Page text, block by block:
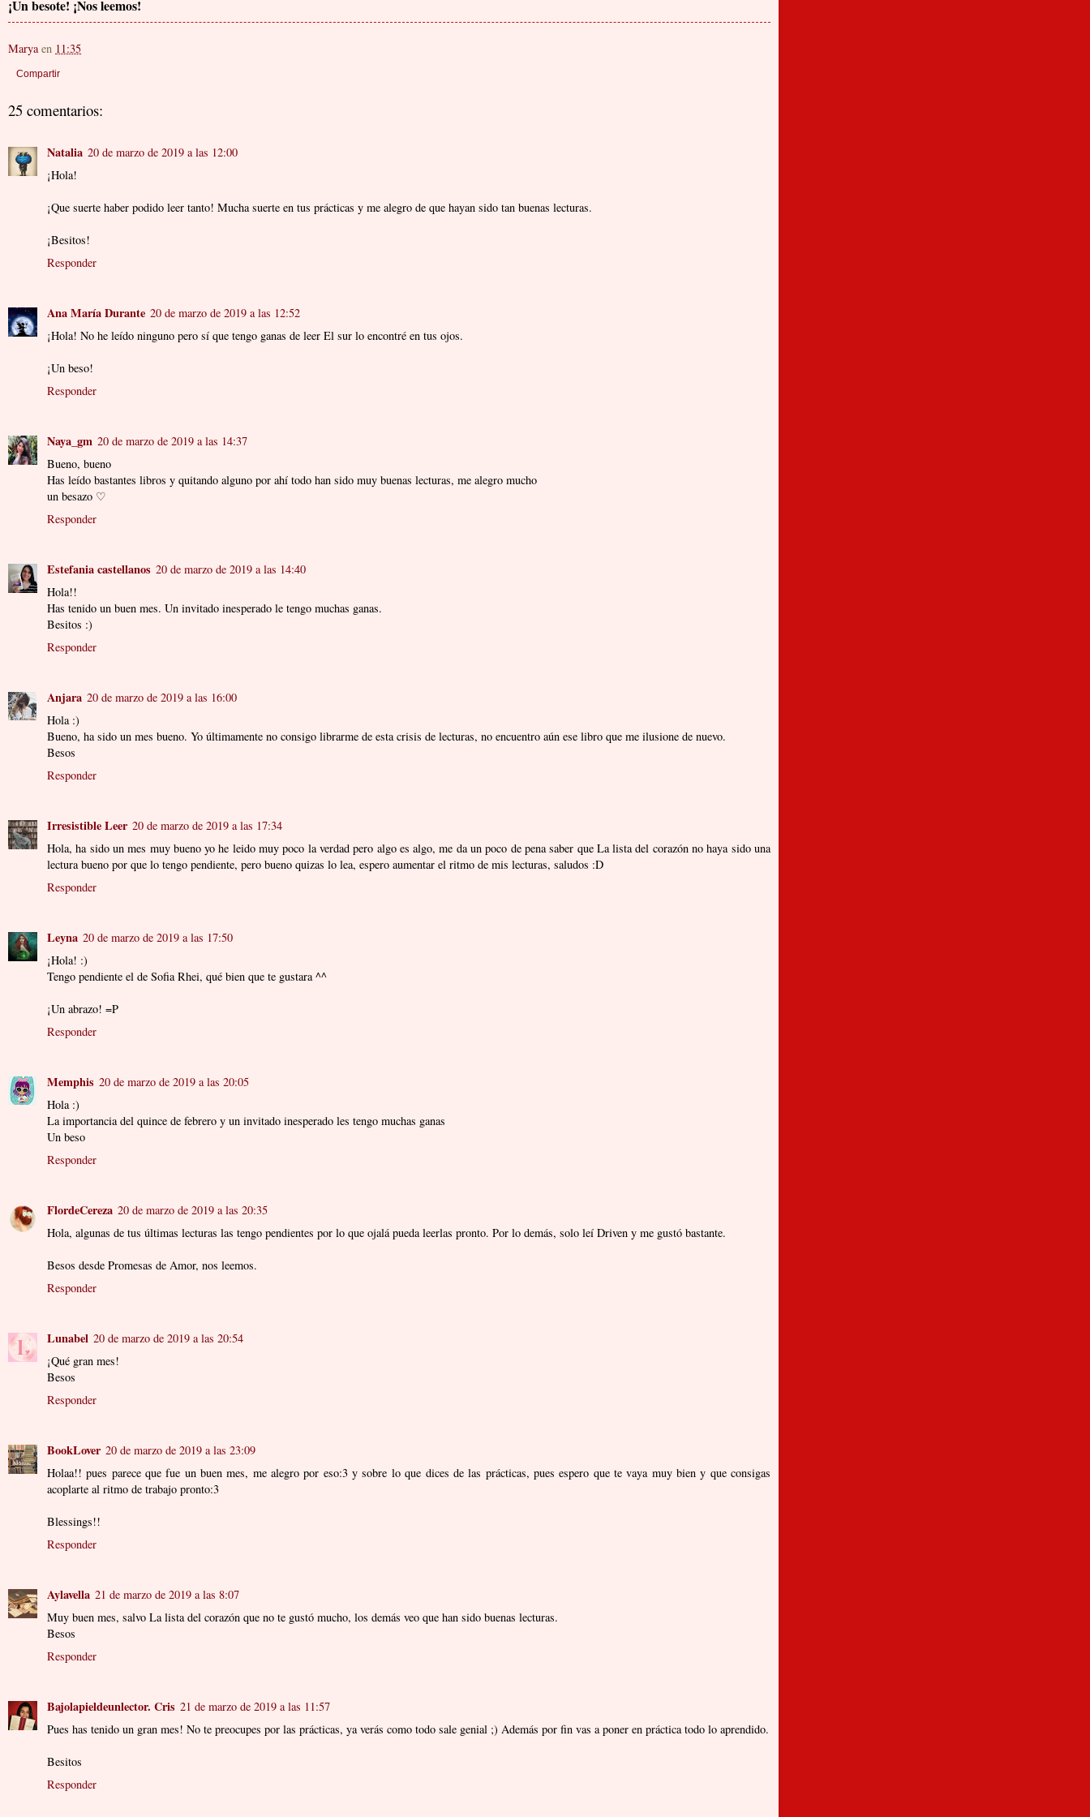
¡Un besote! ¡Nos leemos!
Marya en 11:35
Compartir
25 comentarios:
Natalia 20 de marzo de 2019 a las 12:00
¡Hola!
¡Que suerte haber podido leer tanto! Mucha suerte en tus prácticas y me alegro de que hayan sido tan buenas lecturas.
¡Besitos!
Responder
Ana María Durante 20 de marzo de 2019 a las 12:52
¡Hola! No he leído ninguno pero sí que tengo ganas de leer El sur lo encontré en tus ojos.
¡Un beso!
Responder
Naya_gm 20 de marzo de 2019 a las 14:37
Bueno, bueno
Has leído bastantes libros y quitando alguno por ahí todo han sido muy buenas lecturas, me alegro mucho
un besazo ♡
Responder
Estefania castellanos 20 de marzo de 2019 a las 14:40
Hola!!
Has tenido un buen mes. Un invitado inesperado le tengo muchas ganas.
Besitos :)
Responder
Anjara 20 de marzo de 2019 a las 16:00
Hola :)
Bueno, ha sido un mes bueno. Yo últimamente no consigo librarme de esta crisis de lecturas, no encuentro aún ese libro que me ilusione de nuevo.
Besos
Responder
Irresistible Leer 20 de marzo de 2019 a las 17:34
Hola, ha sido un mes muy bueno yo he leido muy poco la verdad pero algo es algo, me da un poco de pena saber que La lista del corazón no haya sido una
lectura bueno por que lo tengo pendiente, pero bueno quizas lo lea, espero aumentar el ritmo de mis lecturas, saludos :D
Responder
Leyna 20 de marzo de 2019 a las 17:50
¡Hola! :)
Tengo pendiente el de Sofia Rhei, qué bien que te gustara ^^
¡Un abrazo! =P
Responder
Memphis 20 de marzo de 2019 a las 20:05
Hola :)
La importancia del quince de febrero y un invitado inesperado les tengo muchas ganas
Un beso
Responder
FlordeCereza 20 de marzo de 2019 a las 20:35
Hola, algunas de tus últimas lecturas las tengo pendientes por lo que ojalá pueda leerlas pronto. Por lo demás, solo leí Driven y me gustó bastante.
Besos desde Promesas de Amor, nos leemos.
Responder
Lunabel 20 de marzo de 2019 a las 20:54
¡Qué gran mes!
Besos
Responder
BookLover 20 de marzo de 2019 a las 23:09
Holaa!! pues parece que fue un buen mes, me alegro por eso:3 y sobre lo que dices de las prácticas, pues espero que te vaya muy bien y que consigas
acoplarte al ritmo de trabajo pronto:3
Blessings!!
Responder
Aylavella 21 de marzo de 2019 a las 8:07
Muy buen mes, salvo La lista del corazón que no te gustó mucho, los demás veo que han sido buenas lecturas.
Besos
Responder
Bajolapieldeunlector. Cris 21 de marzo de 2019 a las 11:57
Pues has tenido un gran mes! No te preocupes por las prácticas, ya verás como todo sale genial ;) Además por fin vas a poner en práctica todo lo aprendido.
Besitos
Responder